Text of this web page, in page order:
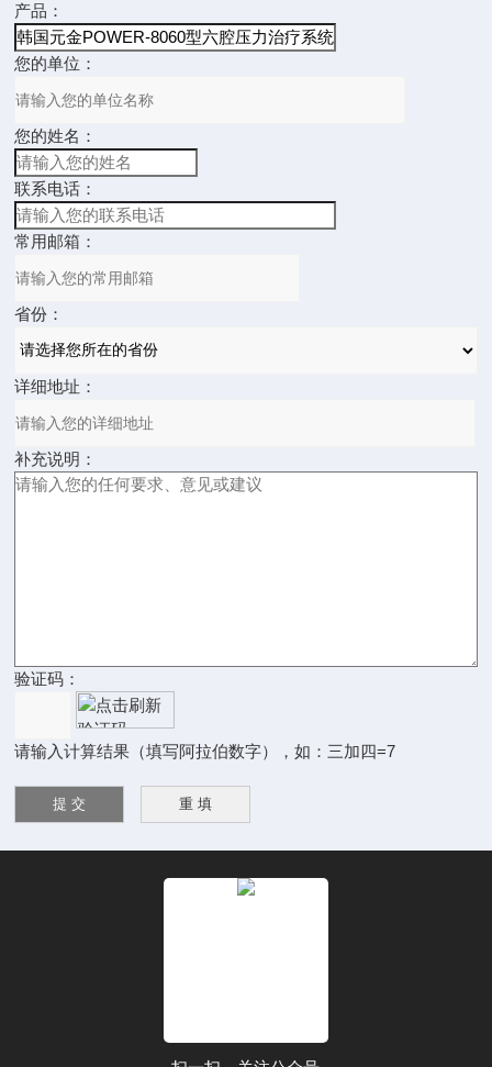
产品：
您的单位：
您的姓名：
联系电话：
常用邮箱：
省份：
详细地址：
补充说明：
验证码：
请输入计算结果（填写阿拉伯数字），如：三加四=7